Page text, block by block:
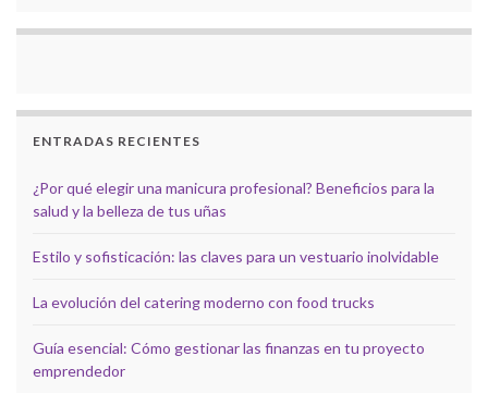
ENTRADAS RECIENTES
¿Por qué elegir una manicura profesional? Beneficios para la
salud y la belleza de tus uñas
Estilo y sofisticación: las claves para un vestuario inolvidable
La evolución del catering moderno con food trucks
Guía esencial: Cómo gestionar las finanzas en tu proyecto
emprendedor